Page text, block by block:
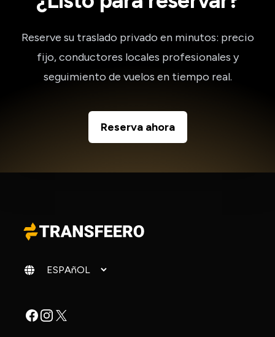
Reserve su traslado privado en minutos: precio
fijo, conductores locales profesionales y
seguimiento de vuelos en tiempo real.
Reserva ahora
Cambiar idioma
Facebook
Instagram
X